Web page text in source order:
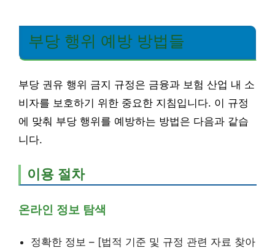
부당 행위 예방 방법들
부당 권유 행위 금지 규정은 금융과 보험 산업 내 소
비자를 보호하기 위한 중요한 지침입니다. 이 규정
에 맞춰 부당 행위를 예방하는 방법은 다음과 같습
니다.
이용 절차
온라인 정보 탐색
정확한 정보 – [법적 기준 및 규정 관련 자료 찾아